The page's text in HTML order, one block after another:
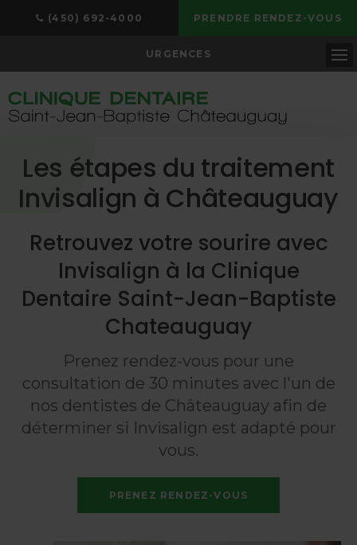
(450) 692-4000 PRENDRE RENDEZ-VOUS
URGENCES
Les étapes du traitement
Invisalign à Châteauguay
Retrouvez votre sourire avec
Invisalign à la Clinique
Dentaire Saint-Jean-Baptiste
Chateauguay
Prenez rendez-vous pour une
consultation de 30 minutes avec l'un de
nos dentistes de Châteauguay afin de
déterminer si Invisalign est adapté pour
vous.
PRENEZ RENDEZ-VOUS